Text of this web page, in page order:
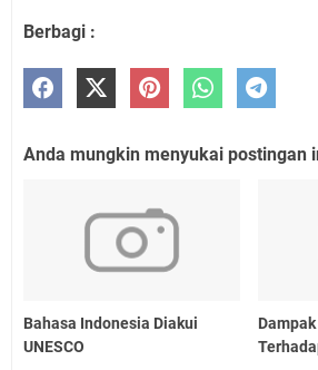
Berbagi :
Anda mungkin menyukai postingan
Bahasa Indonesia Diakui
UNESCO